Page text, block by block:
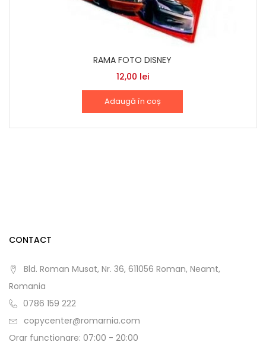
RAMA FOTO DISNEY
12,00 lei
Adaugă în coș
CONTACT
Bld. Roman Musat, Nr. 36, 611056 Roman, Neamt,
Romania
0786 159 222
copycenter@romarnia.com
Orar functionare: 07:00 - 20:00